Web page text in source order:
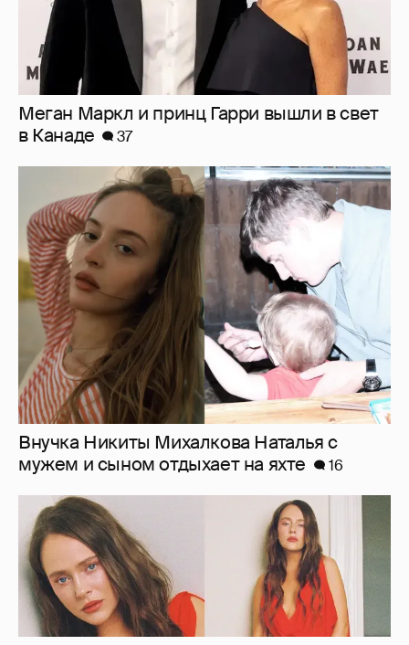
Внучка Никиты Михалкова Наталья с
мужем и сыном отдыхает на яхте
"Лолита". Аглая Тарасова снялась в мини-
платье с декольте и чулках
32